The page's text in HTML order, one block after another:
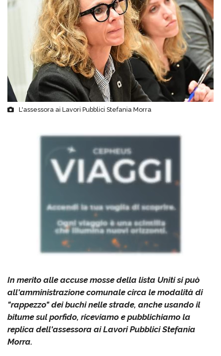
L'assessora ai Lavori Pubblici Stefania Morra
In merito alle accuse mosse della lista Uniti si può
all'amministrazione comunale circa le modalità di
"rappezzo" dei buchi nelle strade, anche usando il
bitume sul porfido, riceviamo e pubblichiamo la
replica dell'assessora ai Lavori Pubblici Stefania
Morra.